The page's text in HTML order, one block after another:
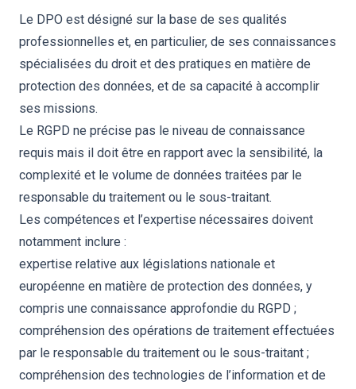
Le DPO est désigné sur la base de ses qualités
professionnelles et, en particulier, de ses connaissances
spécialisées du droit et des pratiques en matière de
protection des données, et de sa capacité à accomplir
ses missions.
Le RGPD ne précise pas le niveau de connaissance
requis mais il doit être en rapport avec la sensibilité, la
complexité et le volume de données traitées par le
responsable du traitement ou le sous-traitant.
Les compétences et l’expertise nécessaires doivent
notamment inclure :
expertise relative aux législations nationale et
européenne en matière de protection des données, y
compris une connaissance approfondie du RGPD ;
compréhension des opérations de traitement effectuées
par le responsable du traitement ou le sous-traitant ;
compréhension des technologies de l’information et de